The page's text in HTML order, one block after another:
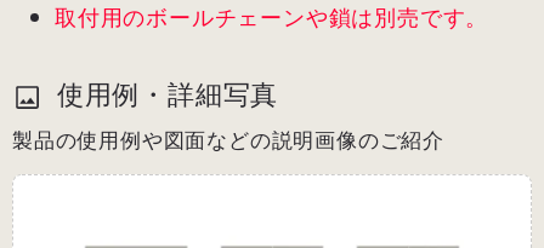
取付用のボールチェーンや鎖は別売です。
使用例・詳細写真
製品の使用例や図面などの説明画像のご紹介